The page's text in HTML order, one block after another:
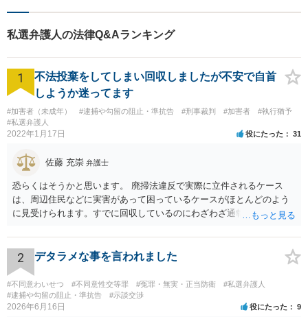
私選弁護人の法律Q&Aランキング
1
不法投棄をしてしまい回収しましたが不安で自首
しようか迷ってます
#加害者（未成年） #逮捕や勾留の阻止・準抗告 #刑事裁判 #加害者
#執行猶予
#私選弁護人
2022年1月17日 役にたった 31
佐藤 充崇 弁護士
恐らくはそうかと思います。 廃掃法違反で実際に立件されるケース
は、周辺住民などに実害があって困っているケースがほとんどのよう
に見受けられます。すでに回収しているのにわざわざ通報するのは考
致→審判不開始となる可能性は高いと思います。この場合は警察官か
ら注意されて終わりです。 一応、通常通り家裁送致され少年審判にな
る可能性というのもそれなりにあります。廃掃法違反の不法投棄の罪
は条文だけ見ると重い罪なので。 ただ鑑別所に入れられることはまず
ないと思いますし、相談者の方の素行が悪いというわけでもなけれ
ば、不処分で終わりになる可能性が高いと思います。少年院送致や逆
2 デタラメな事を言われました
#不同意わいせつ #不同意性交等罪 #冤罪・無実・正当防衛
#私選弁護人
#逮捕や勾留の阻止・準抗告
#示談交渉
2026年6月16日 役にたった 9